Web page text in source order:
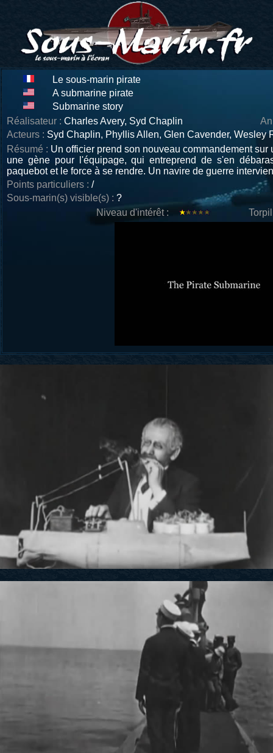
Le sous-marin pirate
A submarine pirate
Submarine story
Réalisateur : Charles Avery, Syd Chaplin
Acteurs : Syd Chaplin, Phyllis Allen, Glen Cavender, Wesley
Résumé : Un officier prend son nouveau commandement
une gène pour l'équipage, qui entreprend de s'en
paquebot et le force à se rendre. Un navire de guerre
Points particuliers : /
Sous-marin(s) visible(s) : ?
Niveau d'intérêt :